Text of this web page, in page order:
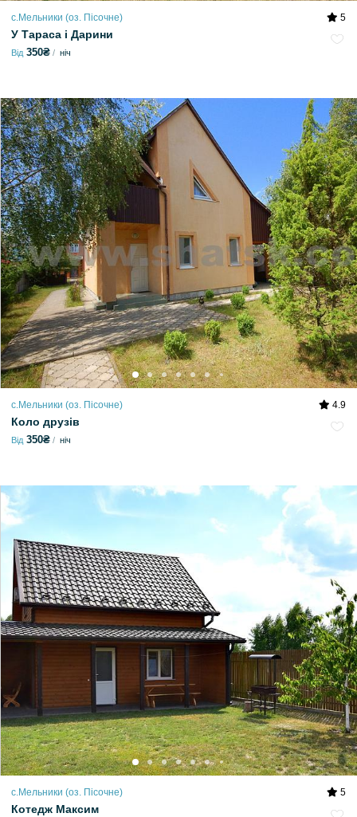
с.Мельники (оз. Пісочне) 5
У Тараса і Дарини
Від 350₴ ніч
с.Мельники (оз. Пісочне) 4.9
Коло друзів
Від 350₴ ніч
с.Мельники (оз. Пісочне) 5
Котедж Максим